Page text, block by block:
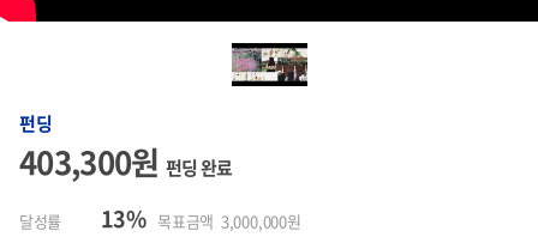
펀딩
403,300원 펀딩 완료
달성률 13% 목표금액 3,000,000원